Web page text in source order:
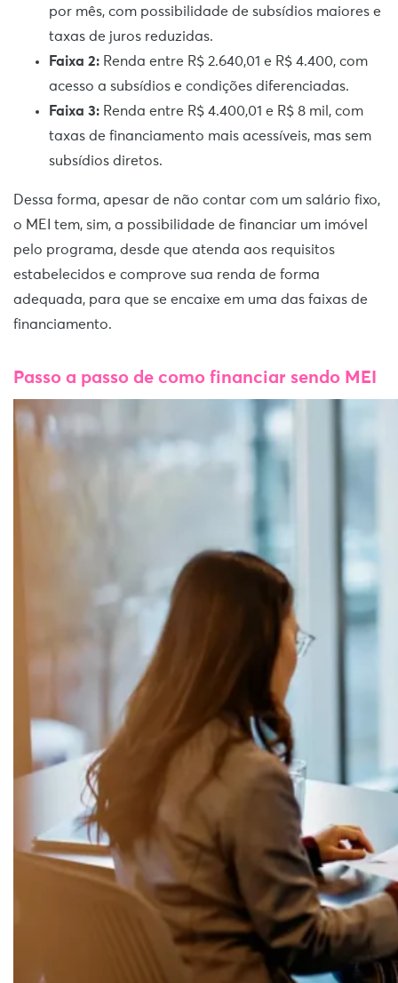
por mês, com possibilidade de subsídios maiores e
taxas de juros reduzidas.
Faixa 2: Renda entre R$ 2.640,01 e R$ 4.400, com
acesso a subsídios e condições diferenciadas.
Faixa 3: Renda entre R$ 4.400,01 e R$ 8 mil, com
taxas de financiamento mais acessíveis, mas sem
subsídios diretos.
Dessa forma, apesar de não contar com um salário fixo,
o MEI tem, sim, a possibilidade de financiar um imóvel
pelo programa, desde que atenda aos requisitos
estabelecidos e comprove sua renda de forma
adequada, para que se encaixe em uma das faixas de
financiamento.
Passo a passo de como financiar sendo MEI